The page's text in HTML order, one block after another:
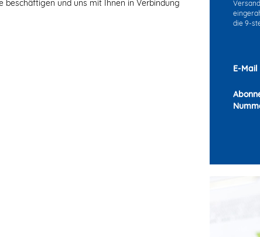
und uns mit Ihnen in Verbindung
die 9-
E-Mail